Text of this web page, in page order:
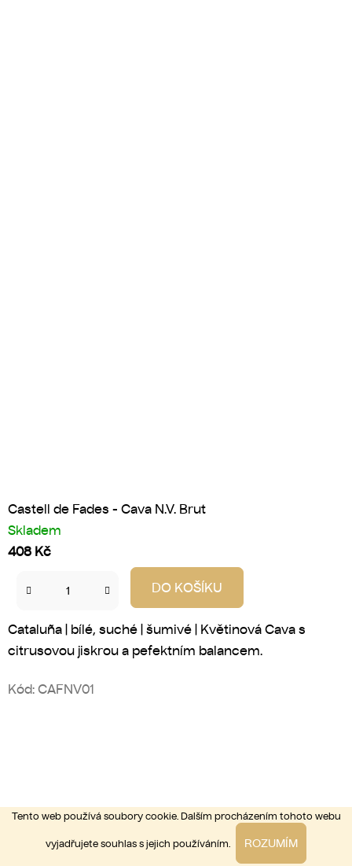
Tento web používá soubory cookie. Dalším procházením tohoto webu
vyjadřujete souhlas s jejich používáním. ROZUMÍM
Castell de Fades - Cava N.V. Brut
Skladem
408 Kč
DO KOŠÍKU
Cataluña | bílé, suché | šumivé | Květinová Cava s
citrusovou jiskrou a pefektním balancem.
Kód: CAFNV01